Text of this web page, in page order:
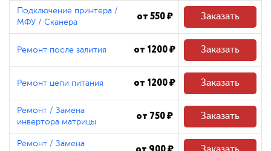
Подключение принтера /
МФУ / Сканера
от 550 ₽ Заказать
Ремонт после залития от 1200 ₽ Заказать
Ремонт цепи питания от 1200 ₽ Заказать
Ремонт / Замена
инвертора матрицы
от 750 ₽ Заказать
Ремонт / Замена